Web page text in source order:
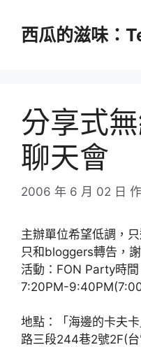
西瓜的滋味：
分享式
聊天會
2006 年 6 月 02 日
主辦單位希望低調，
只和bloggers轉告，謝
活動：FON Party時
7:20PM-
地點：「海邊的卡夫
路三段244巷2號2F(